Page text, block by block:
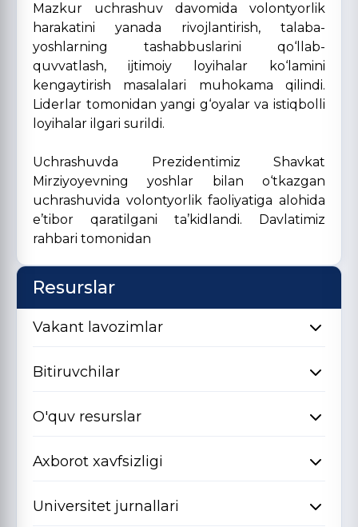
Mazkur uchrashuv davomida volontyorlik
harakatini yanada rivojlantirish, talaba-
yoshlarning tashabbuslarini qo‘llab-
quvvatlash, ijtimoiy loyihalar ko‘lamini
kengaytirish masalalari muhokama qilindi.
Liderlar tomonidan yangi g‘oyalar va istiqbolli
loyihalar ilgari surildi.
Uchrashuvda Prezidentimiz Shavkat
Mirziyoyevning yoshlar bilan o‘tkazgan
uchrashuvida volontyorlik faoliyatiga alohida
e’tibor qaratilgani ta’kidlandi. Davlatimiz
rahbari tomonidan
Resurslar
Vakant lavozimlar
Bitiruvchilar
O'quv resurslar
Axborot xavfsizligi
Universitet jurnallari